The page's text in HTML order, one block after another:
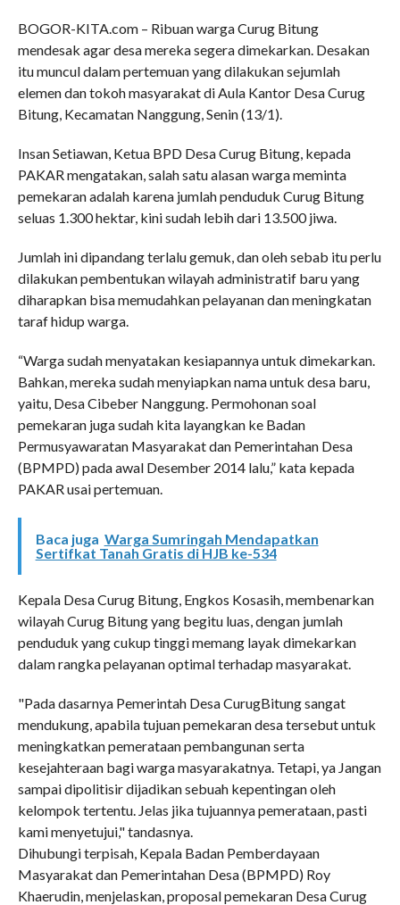
BOGOR-KITA.com – Ribuan warga Curug Bitung
mendesak agar desa mereka segera dimekarkan. Desakan
itu muncul dalam pertemuan yang dilakukan sejumlah
elemen dan tokoh masyarakat di Aula Kantor Desa Curug
Bitung, Kecamatan Nanggung, Senin (13/1).
Insan Setiawan, Ketua BPD Desa Curug Bitung, kepada
PAKAR mengatakan, salah satu alasan warga meminta
pemekaran adalah karena jumlah penduduk Curug Bitung
seluas 1.300 hektar, kini sudah lebih dari 13.500 jiwa.
Jumlah ini dipandang terlalu gemuk, dan oleh sebab itu perlu
dilakukan pembentukan wilayah administratif baru yang
diharapkan bisa memudahkan pelayanan dan meningkatan
taraf hidup warga.
“Warga sudah menyatakan kesiapannya untuk dimekarkan.
Bahkan, mereka sudah menyiapkan nama untuk desa baru,
yaitu, Desa Cibeber Nanggung. Permohonan soal
pemekaran juga sudah kita layangkan ke Badan
Permusyawaratan Masyarakat dan Pemerintahan Desa
(BPMPD) pada awal Desember 2014 lalu,” kata kepada
PAKAR usai pertemuan.
Baca juga Warga Sumringah Mendapatkan
Sertifkat Tanah Gratis di HJB ke-534
Kepala Desa Curug Bitung, Engkos Kosasih, membenarkan
wilayah Curug Bitung yang begitu luas, dengan jumlah
penduduk yang cukup tinggi memang layak dimekarkan
dalam rangka pelayanan optimal terhadap masyarakat.
"Pada dasarnya Pemerintah Desa CurugBitung sangat
mendukung, apabila tujuan pemekaran desa tersebut untuk
meningkatkan pemerataan pembangunan serta
kesejahteraan bagi warga masyarakatnya. Tetapi, ya Jangan
sampai dipolitisir dijadikan sebuah kepentingan oleh
kelompok tertentu. Jelas jika tujuannya pemerataan, pasti
kami menyetujui," tandasnya.
Dihubungi terpisah, Kepala Badan Pemberdayaan
Masyarakat dan Pemerintahan Desa (BPMPD) Roy
Khaerudin, menjelaskan, proposal pemekaran Desa Curug